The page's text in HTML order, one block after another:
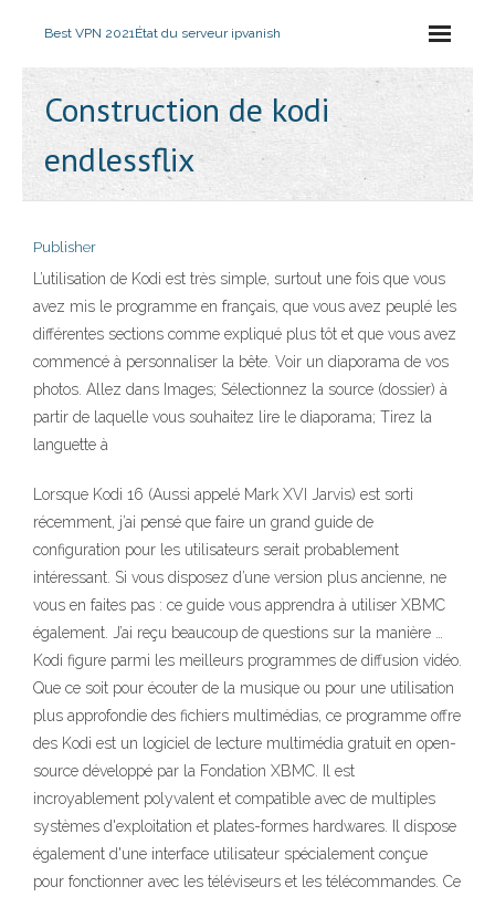
Best VPN 2021État du serveur ipvanish
Construction de kodi
endlessflix
Publisher
L’utilisation de Kodi est très simple, surtout une fois que vous
avez mis le programme en français, que vous avez peuplé les
différentes sections comme expliqué plus tôt et que vous avez
commencé à personnaliser la bête. Voir un diaporama de vos
photos. Allez dans Images; Sélectionnez la source (dossier) à
partir de laquelle vous souhaitez lire le diaporama; Tirez la
languette à
Lorsque Kodi 16 (Aussi appelé Mark XVI Jarvis) est sorti
récemment, j’ai pensé que faire un grand guide de
configuration pour les utilisateurs serait probablement
intéressant. Si vous disposez d’une version plus ancienne, ne
vous en faites pas : ce guide vous apprendra à utiliser XBMC
également. J’ai reçu beaucoup de questions sur la manière …
Kodi figure parmi les meilleurs programmes de diffusion vidéo.
Que ce soit pour écouter de la musique ou pour une utilisation
plus approfondie des fichiers multimédias, ce programme offre
des Kodi est un logiciel de lecture multimédia gratuit en open-
source développé par la Fondation XBMC. Il est
incroyablement polyvalent et compatible avec de multiples
systèmes d'exploitation et plates-formes hardwares. Il dispose
également d'une interface utilisateur spécialement conçue
pour fonctionner avec les téléviseurs et les télécommandes. Ce